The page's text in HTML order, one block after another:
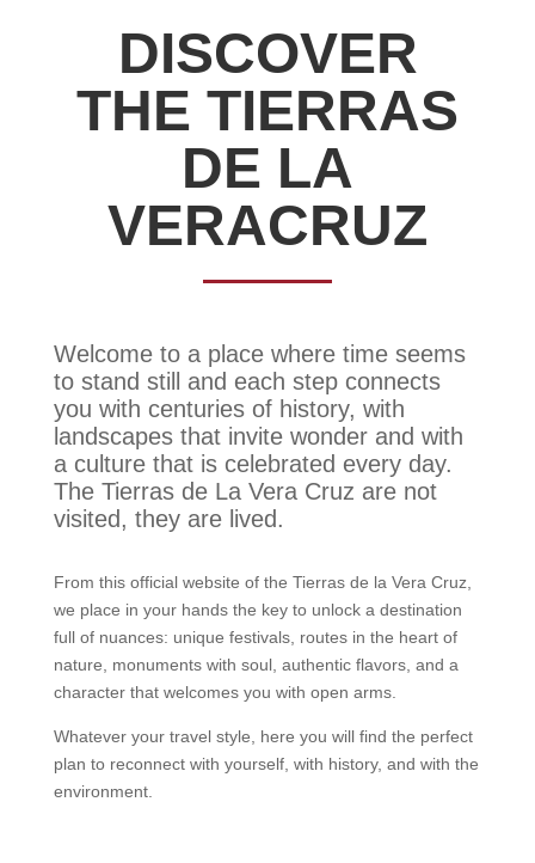
DISCOVER
THE TIERRAS
DE LA
VERACRUZ
Welcome to a place where time seems
to stand still and each step connects
you with centuries of history, with
landscapes that invite wonder and with
a culture that is celebrated every day.
The Tierras de La Vera Cruz are not
visited, they are lived.
From this official website of the Tierras de la Vera Cruz,
we place in your hands the key to unlock a destination
full of nuances: unique festivals, routes in the heart of
nature, monuments with soul, authentic flavors, and a
character that welcomes you with open arms.
Whatever your travel style, here you will find the perfect
plan to reconnect with yourself, with history, and with the
environment.